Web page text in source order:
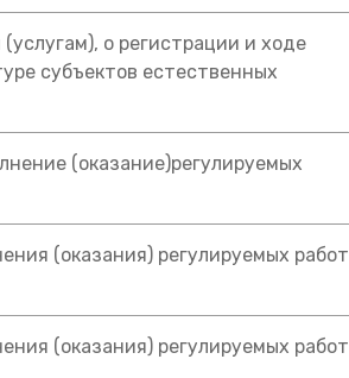
о регистрации и ходе
субъектов естественных
(оказание)регулируемых
(оказания) регулируемых работ
(оказания) регулируемых работ